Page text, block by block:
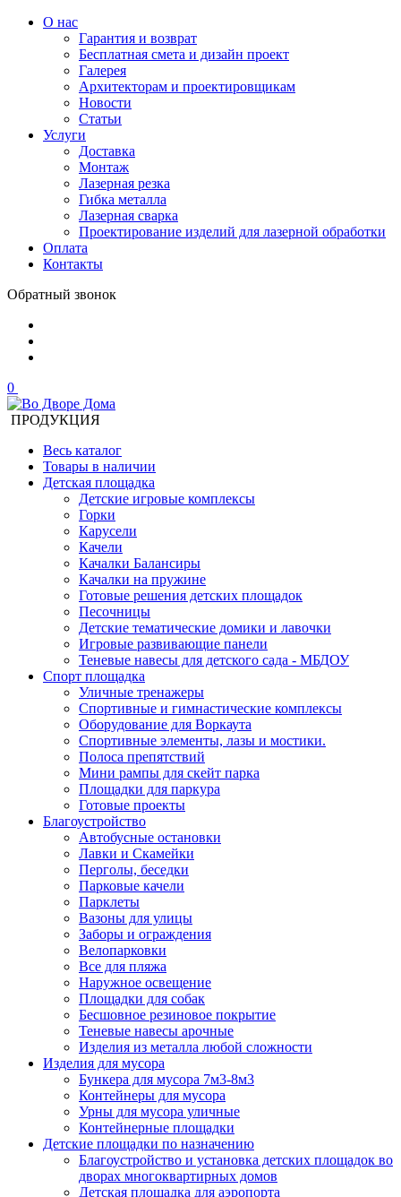
О нас
Гарантия и возврат
Бесплатная смета и дизайн проект
Галерея
Архитекторам и проектировщикам
Новости
Статьи
Услуги
Доставка
Монтаж
Лазерная резка
Гибка металла
Лазерная сварка
Проектирование изделий для лазерной обработки
Оплата
Контакты
Обратный звонок
0
ПРОДУКЦИЯ
Весь каталог
Товары в наличии
Детская площадка
Детские игровые комплексы
Горки
Карусели
Качели
Качалки Балансиры
Качалки на пружине
Готовые решения детских площадок
Песочницы
Детские тематические домики и лавочки
Игровые развивающие панели
Теневые навесы для детского сада - МБДОУ
Спорт площадка
Уличные тренажеры
Спортивные и гимнастические комплексы
Оборудование для Воркаута
Спортивные элементы, лазы и мостики.
Полоса препятствий
Мини рампы для скейт парка
Площадки для паркура
Готовые проекты
Благоустройство
Автобусные остановки
Лавки и Скамейки
Перголы, беседки
Парковые качели
Парклеты
Вазоны для улицы
Заборы и ограждения
Велопарковки
Все для пляжа
Наружное освещение
Площадки для собак
Бесшовное резиновое покрытие
Теневые навесы арочные
Изделия из металла любой сложности
Изделия для мусора
Бункера для мусора 7м3-8м3
Контейнеры для мусора
Урны для мусора уличные
Контейнерные площадки
Детские площадки по назначению
Благоустройство и установка детских площадок во
дворах многоквартирных домов
Детская площадка для аэропорта